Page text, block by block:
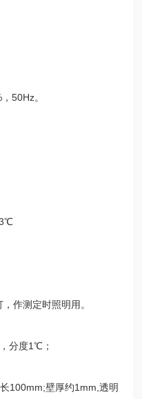
，50Hz。
，作测定时照明用。
，分度1℃ ；
长100mm;壁厚约1mm,透明